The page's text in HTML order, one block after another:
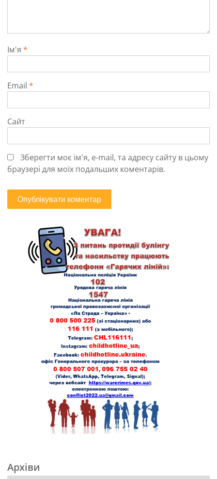
Ім'я *
Email *
Сайт
Зберегти моє ім'я, e-mail, та адресу сайту в цьому
браузері для моїх подальших коментарів.
Архіви